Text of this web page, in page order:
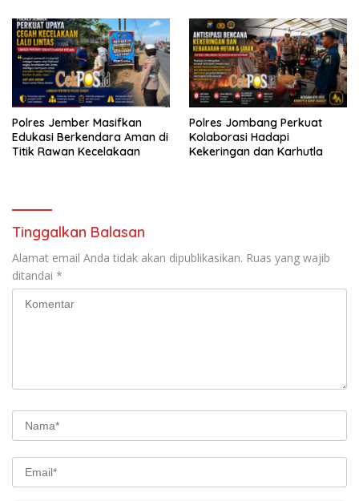
Polres Jember Masifkan
Edukasi Berkendara Aman di
Titik Rawan Kecelakaan
Polres Jombang Perkuat
Kolaborasi Hadapi
Kekeringan dan Karhutla
Tinggalkan Balasan
Alamat email Anda tidak akan dipublikasikan. Ruas yang wajib
ditandai *